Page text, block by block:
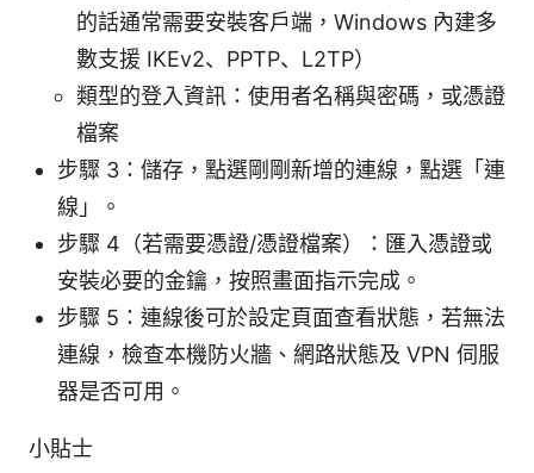
的話通常需要安裝客戶端，Windows 內建多
數支援 IKEv2、PPTP、L2TP）
類型的登入資訊：使用者名稱與密碼，或憑證
檔案
步驟 3：儲存，點選剛剛新增的連線，點選「連
線」。
步驟 4（若需要憑證/憑證檔案）：匯入憑證或
安裝必要的金鑰，按照畫面指示完成。
步驟 5：連線後可於設定頁面查看狀態，若無法
連線，檢查本機防火牆、網路狀態及 VPN 伺服
器是否可用。
小貼士